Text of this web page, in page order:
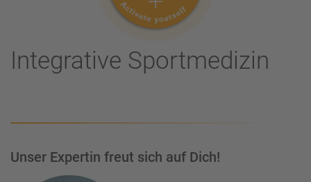
Integrative Sportmedizin
Unser Expertin freut sich auf Dich!